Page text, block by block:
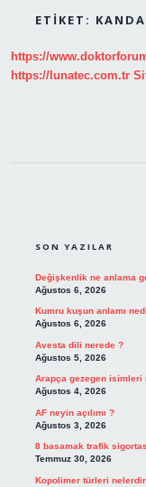
ETIKET:
https://
https://lunatec.com.tr
SON YAZILAR
Değişkenlik ne anlama
Ağustos 6, 2026
Kumru kuşun anlamı
Ağustos 6, 2026
Avesta dili nerede ?
Ağustos 5, 2026
Arapça gezegen isimleri
Ağustos 4, 2026
AF neyin açılımı ?
Ağustos 3, 2026
8 basamak trafik
Temmuz 30, 2026
Kopolimer türleri